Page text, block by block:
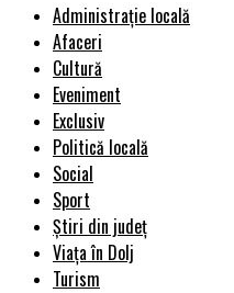
Administrație locală
Afaceri
Cultură
Eveniment
Exclusiv
Politică locală
Social
Sport
Știri din județ
Viața în Dolj
Turism